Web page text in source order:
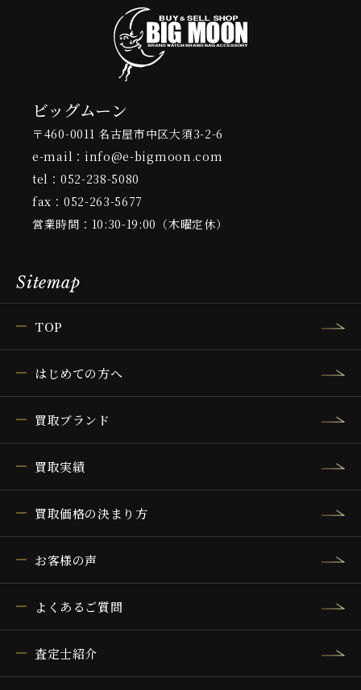
ビッグムーン
〒460-0011 名古屋市中区大須3-2-6
e-mail：info@e-bigmoon.com
tel：052-238-5080
fax：052-263-5677
営業時間：10:30-19:00（木曜定休）
Sitemap
TOP
はじめての方へ
買取ブランド
買取実績
買取価格の決まり方
お客様の声
よくあるご質問
査定士紹介